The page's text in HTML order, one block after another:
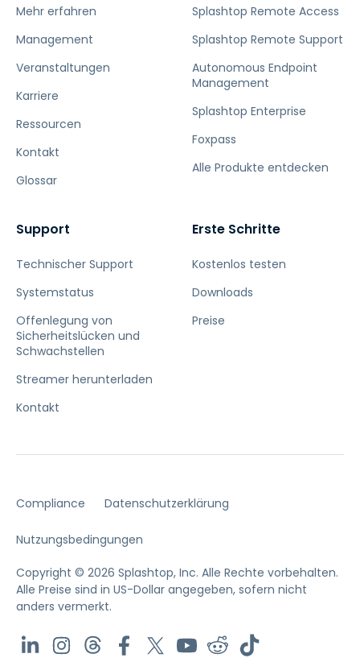
Mehr erfahren
Management
Veranstaltungen
Karriere
Ressourcen
Kontakt
Glossar
Splashtop Remote Access
Splashtop Remote Support
Autonomous Endpoint
Management
Splashtop Enterprise
Foxpass
Alle Produkte entdecken
Support
Technischer Support
Systemstatus
Offenlegung von
Sicherheitslücken und
Schwachstellen
Streamer herunterladen
Kontakt
Erste Schritte
Kostenlos testen
Downloads
Preise
Compliance Datenschutzerklärung
Nutzungsbedingungen
Copyright © 2026 Splashtop, Inc. Alle Rechte vorbehalten.
Alle Preise sind in US-Dollar angegeben, sofern nicht
anders vermerkt.